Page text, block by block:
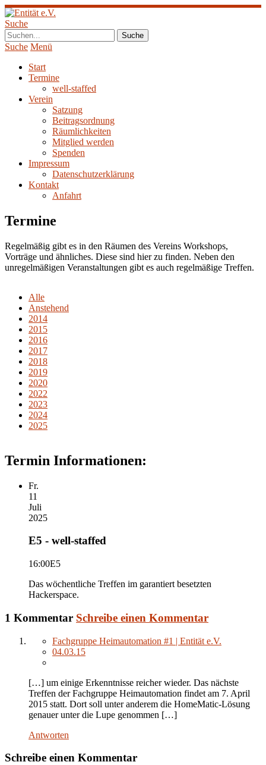
Suche
Suche Menü
Start
Termine
well-staffed
Verein
Satzung
Beitragsordnung
Räumlichkeiten
Mitglied werden
Spenden
Impressum
Datenschutzerklärung
Kontakt
Anfahrt
Termine
Regelmäßig gibt es in den Räumen des Vereins Workshops,
Vorträge und ähnliches. Diese sind hier zu finden. Neben den
unregelmäßigen Veranstaltungen gibt es auch regelmäßige Treffen.
Alle
Anstehend
2014
2015
2016
2017
2018
2019
2020
2022
2023
2024
2025
Termin Informationen:
Fr.
11
Juli
2025
E5 - well-staffed
16:00E5
Das wöchentliche Treffen im garantiert besetzten
Hackerspace.
1 Kommentar Schreibe einen Kommentar
Fachgruppe Heimautomation #1 | Entität e.V.
04.03.15
[…] um einige Erkenntnisse reicher wieder. Das nächste
Treffen der Fachgruppe Heimautomation findet am 7. April
2015 statt. Dort soll unter anderem die HomeMatic-Lösung
genauer unter die Lupe genommen […]
Antworten
Schreibe einen Kommentar